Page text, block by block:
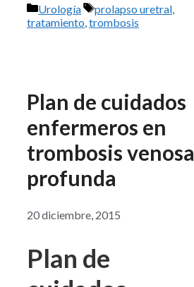
Categorías
Urología Etiquetas
prolapso uretral,
tratamiento,trombosis
Plan de cuidados
enfermeros en
trombosis venosa
profunda
20 diciembre, 2015
Plan de